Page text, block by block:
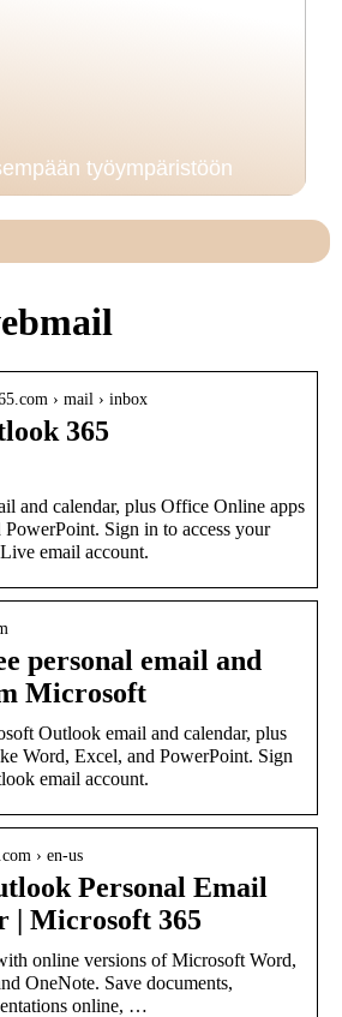
työympäristöön
› mail › inbox
365
and calendar, plus Office Online apps
Sign in to access your
email account.
personal email and
Microsoft
Outlook email and calendar, plus
Word, Excel, and PowerPoint. Sign
email account.
› en-us
Personal Email
| Microsoft 365
online versions of Microsoft Word,
OneNote. Save documents,
online, …